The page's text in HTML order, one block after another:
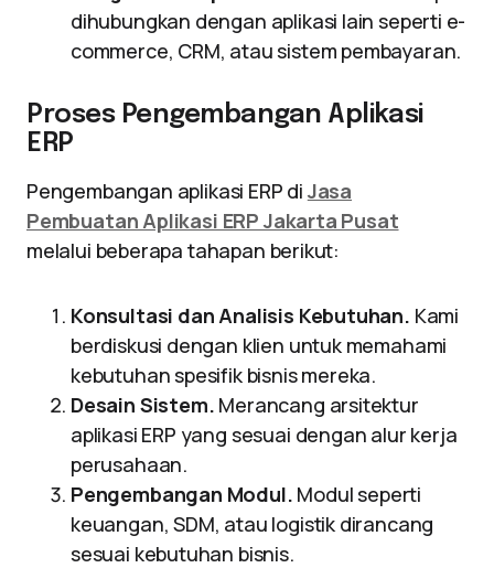
dihubungkan dengan aplikasi lain seperti e-
commerce, CRM, atau sistem pembayaran.
Proses Pengembangan Aplikasi
ERP
Pengembangan aplikasi ERP di Jasa
Pembuatan Aplikasi ERP Jakarta Pusat
melalui beberapa tahapan berikut:
Konsultasi dan Analisis Kebutuhan. Kami
berdiskusi dengan klien untuk memahami
kebutuhan spesifik bisnis mereka.
Desain Sistem. Merancang arsitektur
aplikasi ERP yang sesuai dengan alur kerja
perusahaan.
Pengembangan Modul. Modul seperti
keuangan, SDM, atau logistik dirancang
sesuai kebutuhan bisnis.